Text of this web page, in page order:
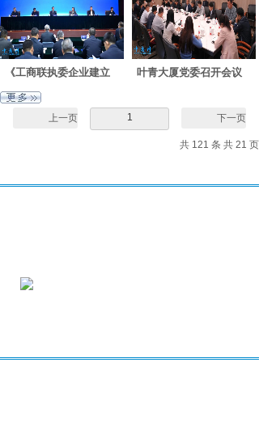
《工商联执委企业建立 叶青大厦党委召开会议
上一页 1 下一页
共 121 条 共 21 页